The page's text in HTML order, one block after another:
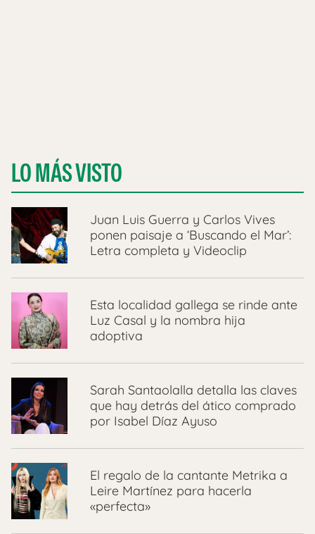
LO MÁS VISTO
Juan Luis Guerra y Carlos Vives
ponen paisaje a ‘Buscando el Mar’:
Letra completa y Videoclip
Esta localidad gallega se rinde ante
Luz Casal y la nombra hija
adoptiva
Sarah Santaolalla detalla las claves
que hay detrás del ático comprado
por Isabel Díaz Ayuso
El regalo de la cantante Metrika a
Leire Martínez para hacerla
«perfecta»